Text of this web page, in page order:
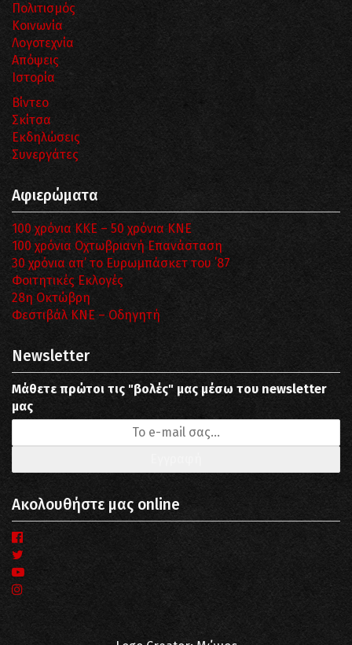
Πολιτισμός
Κοινωνία
Λογοτεχνία
Απόψεις
Ιστορία
Βίντεο
Σκίτσα
Εκδηλώσεις
Συνεργάτες
Αφιερώματα
100 χρόνια ΚΚΕ – 50 χρόνια ΚΝΕ
100 χρόνια Οχτωβριανή Επανάσταση
30 χρόνια απ’ το Ευρωμπάσκετ του ΄87
Φοιτητικές Εκλογές
28η Οκτώβρη
Φεστιβάλ ΚΝΕ – Οδηγητή
Newsletter
Μάθετε πρώτοι τις "βολές" μας μέσω του newsletter
μας
Ακολουθήστε μας online